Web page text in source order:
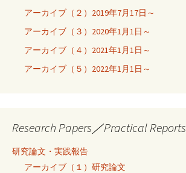
アーカイブ（２）2019年7月17日～
アーカイブ（３）2020年1月1日～
アーカイブ（４）2021年1月1日～
アーカイブ（５）2022年1月1日～
Research Papers／Practical Reports
研究論文・実践報告
アーカイブ（１）研究論文